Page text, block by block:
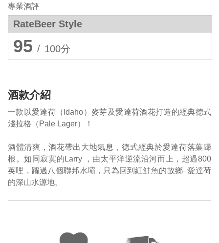
專業酒評
RateBeer Style
95 / 100分
酒款介紹
一款以愛達荷（Idaho）麥芽及愛達荷酒花打造的經典德式
淺拉格（Pale Lager）！
酒體清爽，酒花帶出大地氣息，德式經典於愛達荷落葉歸
根。如同寂寞的Larry ，由太平洋逆流沿河而上，超過800
英哩，躍過八個聯邦水壩，只為回到紅鮭魚的故鄉–愛達荷
的深山水源地。